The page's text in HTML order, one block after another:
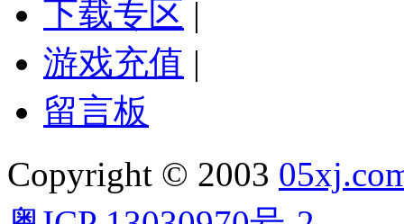
下载专区 |
游戏充值 |
留言板
Copyright © 2003